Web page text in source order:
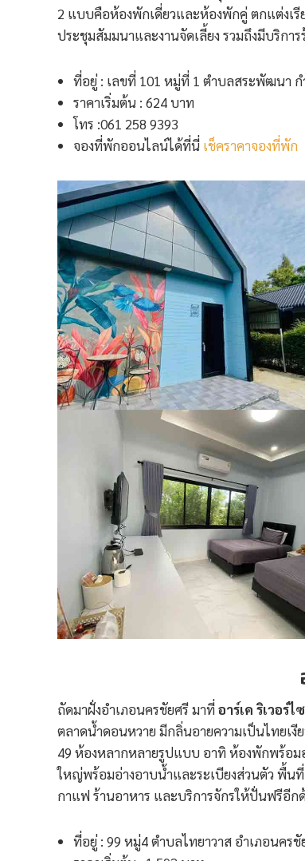
2 แบบคือห้องพักเดี่ยวและห้องพักคู่ ตกแต่งเ
ประชุมสัมมนาและงานจัดเลี้ยง รวมถึงมีบริกา
ที่อยู่ : เลขที่ 101 หมู่ที่ 1 ตำบลสระพัฒนา
ราคาเริ่มต้น : 624 บาท
โทร :061 258 9393
จองที่พักออนไลน์ได้ที่นี่ เช็คราคาจองที่พัก
ถัดมาฝั่งอำเภอนครชัยศรี มาที่อาร์เค ริเวอร์
ตลาดน้ำดอนหวาย มีกลิ่นอายความเป็นไทยเ
49 ห้องหลากหลายรูปแบบ อาทิ ห้องพักพร้อม
ใหญ่พร้อมอ่างอาบน้ำและระเบียงส่วนตัว พื้น
กาแฟ ร้านอาหาร และบริการจักรให้ปั่นฟรีอีก
ที่อยู่ : 99 หมู่4 ตำบลไทยาวาส อำเภอนคร